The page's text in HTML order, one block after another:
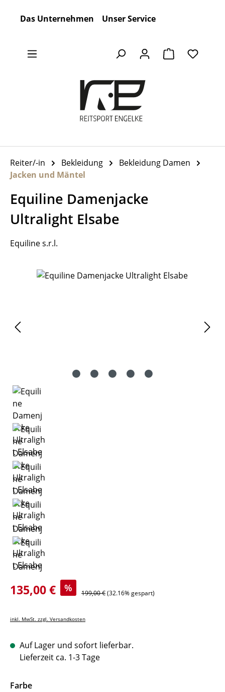
Das Unternehmen Unser Service
Warenkorb
Reiter/-in Bekleidung
Bekleidung Damen
Jacken und Mäntel
Equiline Damenjacke
Ultralight Elsabe
Equiline s.r.l.
Bildergalerie überspringen
Verkaufspreis:
135,00 € % Regulärer Preis:
199,00 €(32.16% gespart)
inkl. MwSt. zzgl. Versandkosten
Auf Lager und sofort lieferbar.
Lieferzeit ca. 1-3 Tage
Farbeauswählen